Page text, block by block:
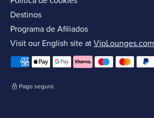
Destinos
Programa de Afiliados
Visit our English site at VipLounges.com
Pago seguro